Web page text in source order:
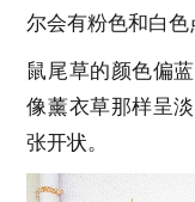
尔会有粉色和白色
鼠尾草的颜色偏
像薰衣草那样呈
张开状。